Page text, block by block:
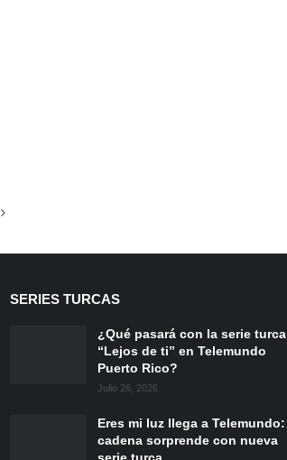
SERIES TURCAS
¿Qué pasará con la serie turca
“Lejos de ti” en Telemundo
Puerto Rico?
Julio 26, 2026
Eres mi luz llega a Telemundo:
cadena sorprende con nueva